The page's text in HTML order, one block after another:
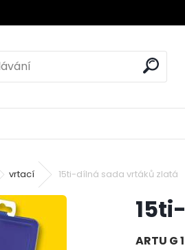
vrtací 15ti-dílná sada vrtáků zlatá
ARTU G